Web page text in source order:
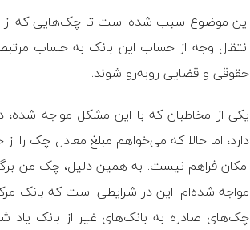
این موضوع سبب شده است تا چک‌هایی که از
انتقال وجه از حساب این بانک به حساب
حقوقی و قضایی رو‌به‌رو شوند.
یکی از مخاطبان که با این مشکل مواجه
دارد، اما حالا که می‌خواهم مبلغ معادل چک را
امکان فراهم نیست. به همین دلیل، چک من
مواجه شده‌ام. این در شرایطی است که بانک
چک‌های صادره به بانک‌های غیر از بانک